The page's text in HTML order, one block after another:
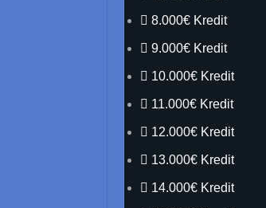
8.000€ Kredit
9.000€ Kredit
10.000€ Kredit
11.000€ Kredit
12.000€ Kredit
13.000€ Kredit
14.000€ Kredit